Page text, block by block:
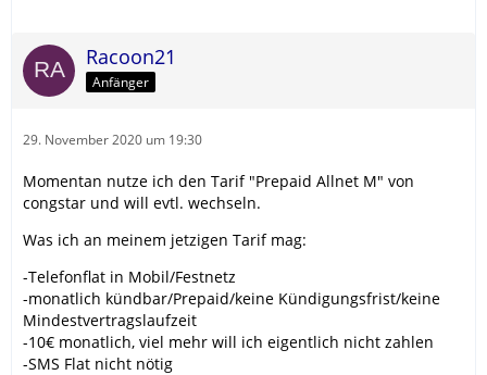
Racoon21
Anfänger
29. November 2020 um 19:30
Momentan nutze ich den Tarif "Prepaid Allnet M" von
congstar und will evtl. wechseln.
Was ich an meinem jetzigen Tarif mag:
-Telefonflat in Mobil/Festnetz
-monatlich kündbar/Prepaid/keine Kündigungsfrist/keine
Mindestvertragslaufzeit
-10€ monatlich, viel mehr will ich eigentlich nicht zahlen
-SMS Flat nicht nötig